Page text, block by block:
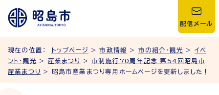
配信メール
現在の位置： トップページ >市政情報 > 市の紹介・観光 > イベ
ント・観光
> 産業まつり >市制施行70周年記念 第54回昭島市
産業まつり
> 昭島市産業まつり専用ホームページを更新しました！